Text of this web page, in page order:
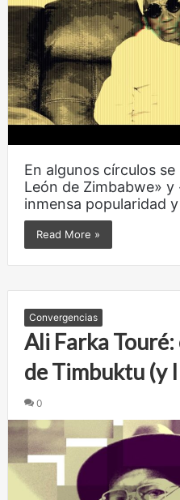
En algunos círculos
León de Zimbabwe» y
inmensa popularidad
Read More »
Convergencias
Ali Farka
de Timbuktu (y
0